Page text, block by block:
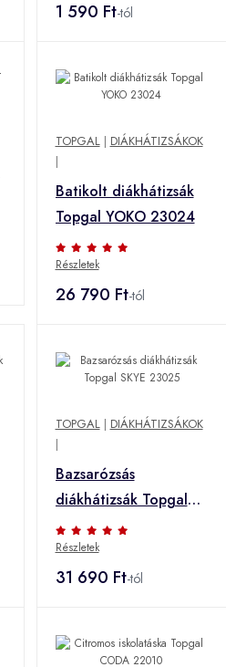
1 590 Ft-tól
TOPGAL| DIÁKHÁTIZSÁKOK
|
Batikolt diákhátizsák
Topgal YOKO 23024
Részletek
26 790 Ft-tól
TOPGAL| DIÁKHÁTIZSÁKOK
|
Bazsarózsás
diákhátizsák Topgal
SKYE 23025
Részletek
31 690 Ft-tól